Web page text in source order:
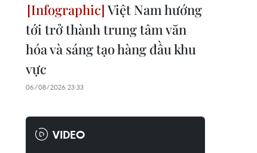
Việt Nam hướng
tới trở thành trung tâm văn
hóa và sáng tạo hàng đầu khu
vực
06/08/2026 23:33
VIDEO